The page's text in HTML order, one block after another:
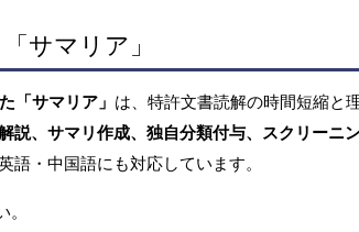
サマリア」
「サマリア」 は、特許文書読解の時間短縮と
説、サマリ作成、独自分類付与、スクリーニ
・中国語にも対応しています。